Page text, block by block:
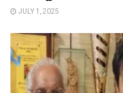
JULY 1, 2025